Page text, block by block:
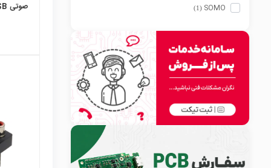
SOMO
(1)
صوتی USB مدل TR6